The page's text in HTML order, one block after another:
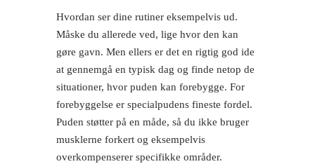
Hvordan ser dine rutiner eksempelvis ud.
Måske du allerede ved, lige hvor den kan
gøre gavn. Men ellers er det en rigtig god ide
at gennemgå en typisk dag og finde netop de
situationer, hvor puden kan forebygge. For
forebyggelse er specialpudens fineste fordel.
Puden støtter på en måde, så du ikke bruger
musklerne forkert og eksempelvis
overkompenserer specifikke områder.